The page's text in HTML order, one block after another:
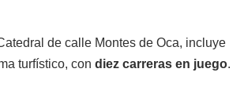
de calle Montes de Oca, incluye
turfístico, con diez carreras en juego.